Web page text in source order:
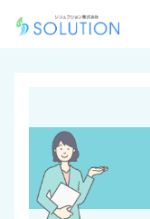
ホーム
注文方法
製品カタロ
福祉制度